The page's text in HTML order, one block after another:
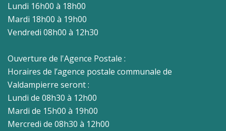
Lundi 16h00 à 18h00
Mardi 18h00 à 19h00
Vendredi 08h00 à 12h30
Ouverture de l'Agence Postale :
Horaires de l’agence postale communale de
Valdampierre seront :
Lundi de 08h30 à 12h00
Mardi de 15h00 à 19h00
Mercredi de 08h30 à 12h00